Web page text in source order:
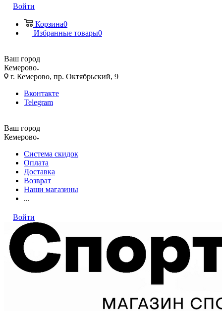
Войти
Корзина0
Избранные товары0
Ваш город
Кемерово
г. Кемерово, пр. Октябрьский, 9
Вконтакте
Telegram
Ваш город
Кемерово
Система скидок
Оплата
Доставка
Возврат
Наши магазины
...
Войти